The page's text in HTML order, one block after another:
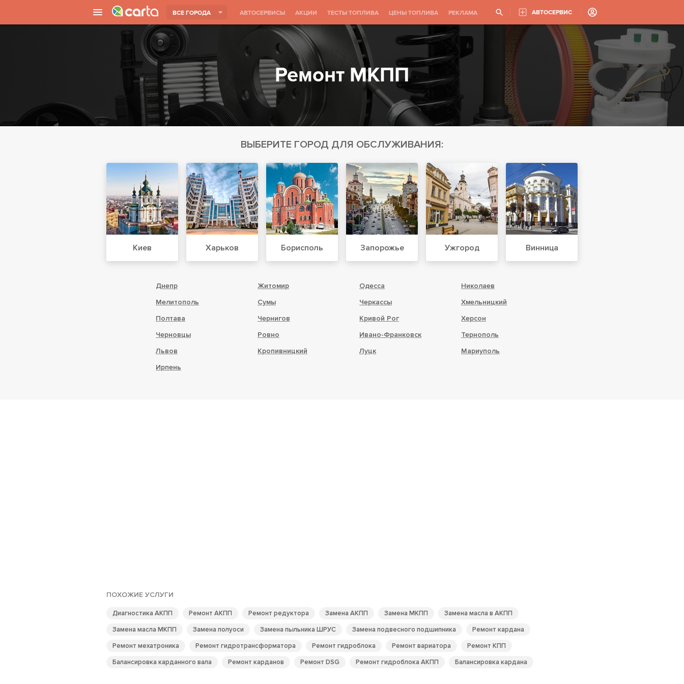
ВСЕ ГОРОДА АВТОСЕРВИСЫ АКЦИИ ТЕСТЫ ТОПЛИВА ЦЕНЫ ТОПЛИВА РЕКЛАМА АВТОСЕРВИС
Ремонт МКПП
ВЫБЕРИТЕ ГОРОД ДЛЯ ОБСЛУЖИВАНИЯ:
Киев Харьков Борисполь Запорожье Ужгород Винница
Днепр Житомир Одесса
Николаев
Мелитополь
Сумы Черкассы
Хмельницкий
Полтава
Чернигов Кривой Рог
Херсон
Черновцы
Ровно Ивано-Франковск
Тернополь
Львов
Кропивницкий Луцк
Мариуполь
Ирпень
ПОХОЖИЕ УСЛУГИ
Диагностика АКПП Ремонт АКПП Ремонт редуктора Замена АКПП Замена МКПП
Замена масла в АКПП
Замена масла МКПП
Замена полуоси Замена пыльника ШРУС Замена подвесного подшипника
Ремонт кардана
Ремонт мехатроника
Ремонт гидротрансформатора Ремонт гидроблока Ремонт вариатора
Ремонт КПП
Балансировка карданного вала
Ремонт карданов Ремонт DSG Ремонт гидроблока АКПП Балансировка кардана